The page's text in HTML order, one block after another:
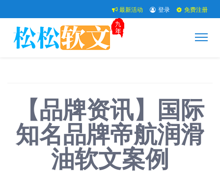
最新活动 登录 免费注册
【品牌资讯】国际
知名品牌帝航润滑
油软文案例